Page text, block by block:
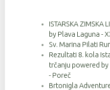
ISTARSKA ZIMSKA
by Plava Laguna -
Sv. Marina Pilati
Rezultati 8. kola
trčanju powered
- Poreč
Brtonigla